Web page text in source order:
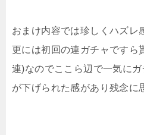
おまけ内容では珍しくハズレ
更には初回の連ガチャですら
連)なのでここら辺で一気に
が下げられた感があり残念に